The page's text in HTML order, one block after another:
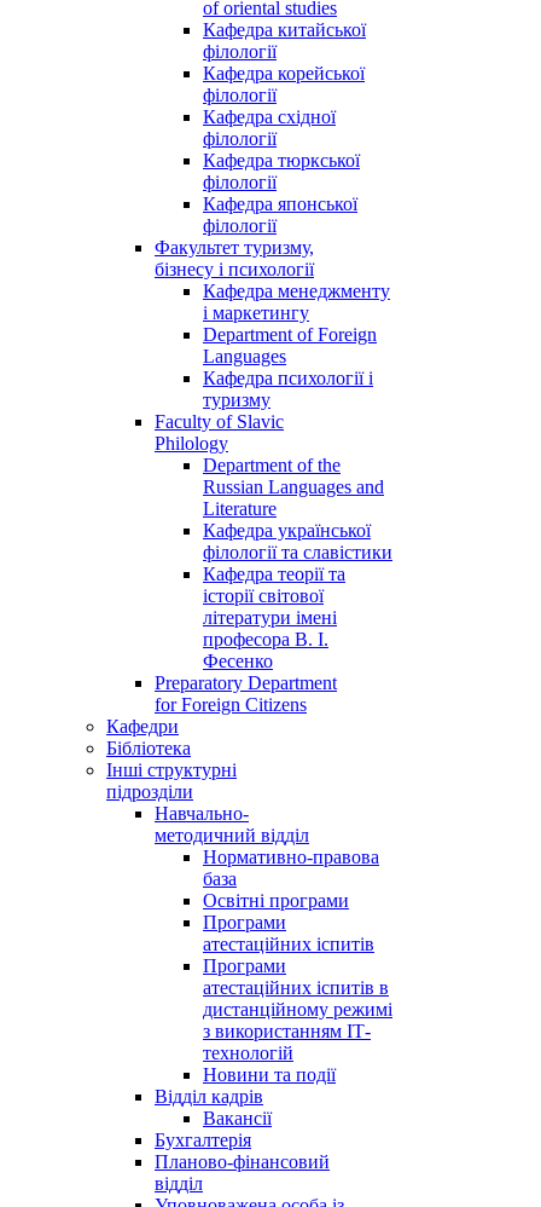
of oriental studies
Кафедра китайської
філології
Кафедра корейської
філології
Кафедра східної
філології
Кафедра тюркської
філології
Кафедра японської
філології
Факультет туризму,
бізнесу і психології
Кафедра менеджменту
і маркетингу
Department of Foreign
Languages
Кафедра психології і
туризму
Faculty of Slavic
Philology
Department of the
Russian Languages and
Literature
Кафедра української
філології та славістики
Кафедра теорії та
історії світової
літератури імені
професора В. І.
Фесенко
Preparatory Department
for Foreign Citizens
Кафедри
Бібліотека
Інші структурні
підрозділи
Навчально-
методичний відділ
Нормативно-правова
база
Освітні програми
Програми
атестаційних іспитів
Програми
атестаційних іспитів в
дистанційному режимі
з використанням ІТ-
технологій
Новини та події
Відділ кадрів
Вакансії
Бухгалтерія
Планово-фінансовий
відділ